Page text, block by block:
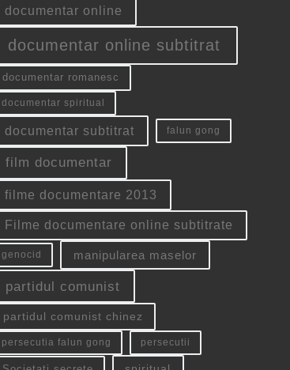
documentar online
documentar online subtitrat
documentar romanesc
documentar spiritual
documentar subtitrat falun gong
film documentar
filme documentare 2013
Filme documentare online subtitrate
genocid manipularea maselor
partidul comunist
partidul comunist chinez
persecutia falun gong persecutii